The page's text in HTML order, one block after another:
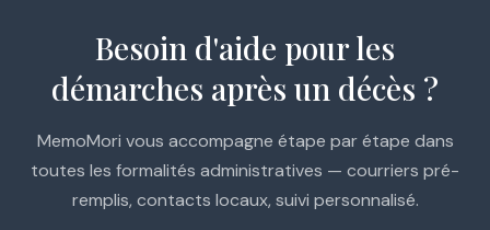
Besoin d'aide pour les
démarches après un décès ?
MemoMori vous accompagne étape par étape dans
toutes les formalités administratives — courriers pré-
remplis, contacts locaux, suivi personnalisé.